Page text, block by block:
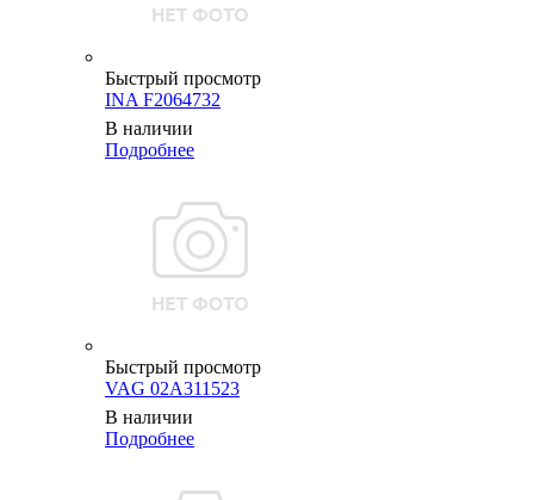
Быстрый просмотр
INA F2064732
В наличии
Подробнее
Быстрый просмотр
VAG 02A311523
В наличии
Подробнее